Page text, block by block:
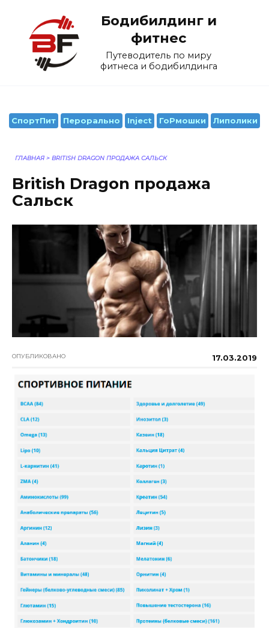
содержанию
Бодибилдинг и
фитнес
Путеводитель по миру
фитнеса и бодибилдинга
СпортПит Перорально Inject ГоРмошки Липолики
ГЛАВНАЯ > BRITISH DRAGON ПРОДАЖА САЛЬСК
British Dragon продажа
Сальск
ОПУБЛИКОВАНО 17.03.2019